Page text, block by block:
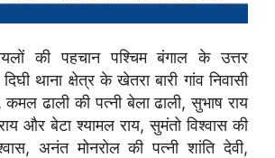
की पहचान पश्चिम बंगाल के उत्तर
थाना क्षेत्र के खेतरा बारी गांव निवासी
ढाली की पत्नी बेला ढाली, सुभाष राय
और बेटा श्यामल राय, सुमंतो विश्वास की
अनंत मोनरोल की पत्नी शांति देवी,